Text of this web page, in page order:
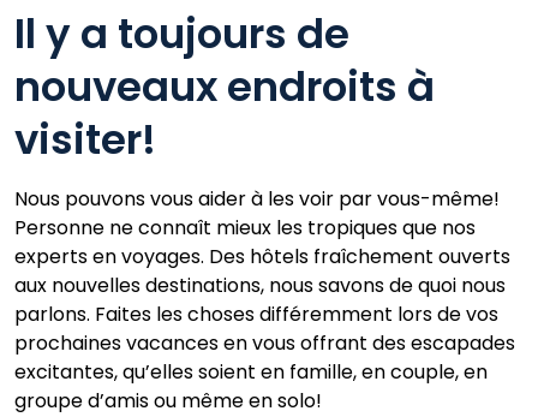
Il y a toujours de
nouveaux endroits à
visiter!
Nous pouvons vous aider à les voir par vous-même!
Personne ne connaît mieux les tropiques que nos
experts en voyages. Des hôtels fraîchement ouverts
aux nouvelles destinations, nous savons de quoi nous
parlons. Faites les choses différemment lors de vos
prochaines vacances en vous offrant des escapades
excitantes, qu’elles soient en famille, en couple, en
groupe d’amis ou même en solo!